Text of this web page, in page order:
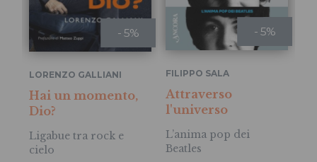
- 5%
LORENZO GALLIANI
Hai un momento,
Dio?
Ligabue tra rock e
cielo
- 5%
FILIPPO SALA
Attraverso
l'universo
L’anima pop dei
Beatles